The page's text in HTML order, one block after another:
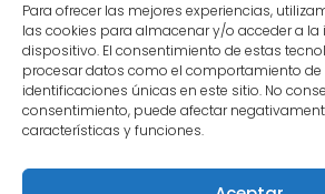
Para ofrecer las mejores experiencias,
las cookies para almacenar y/o acceder a
dispositivo. El consentimiento de estas
procesar datos como el comportamiento
identificaciones únicas en este sitio. No
consentimiento, puede afectar
características y funciones.
96 377 65 05